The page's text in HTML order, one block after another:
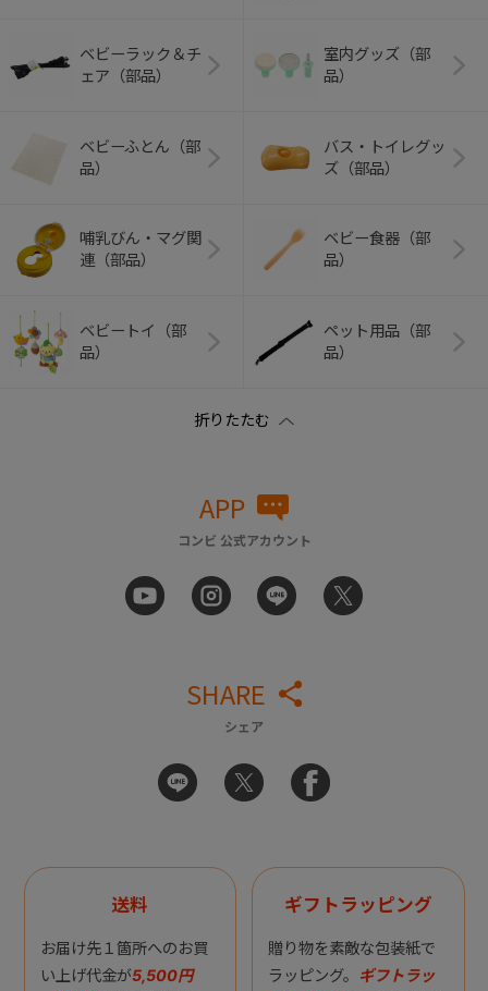
ベビーラック＆チ
ェア（部品）
室内グッズ（部
品）
ベビーふとん（部
品）
バス・トイレグッ
ズ（部品）
哺乳びん・マグ関
連（部品）
ベビー食器（部
品）
ベビートイ（部
品）
ペット用品（部
品）
APP
コンビ 公式アカウント
SHARE
シェア
送料
お届け先１箇所へのお買
い上げ代金が5,500円
ギフトラッピング
贈り物を素敵な包装紙で
ラッピング。 ギフトラッ